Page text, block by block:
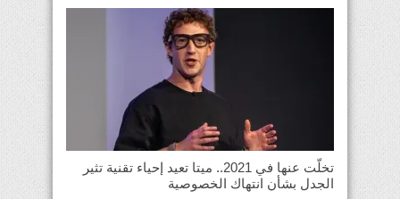
تخلّت عنها في 2021.. ميتا تعيد إحياء تقنية تثير
الجدل بشأن انتهاك الخصوصية